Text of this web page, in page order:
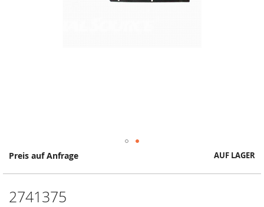
Preis auf Anfrage AUF LAGER
2741375
Springe
Anfang
Bildergalerie